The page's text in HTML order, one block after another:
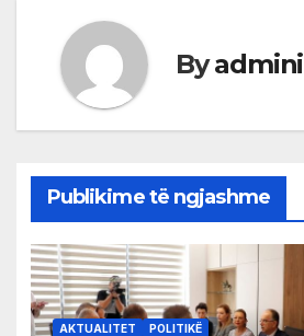
Byadmini
Publikime të ngjashme
AKTUALITET POLITIKË